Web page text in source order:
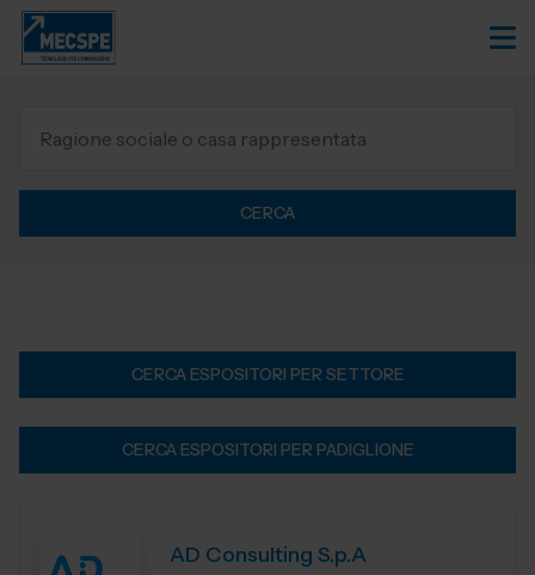
CERCA
CERCA ESPOSITORI PER SETTORE
CERCA ESPOSITORI PER PADIGLIONE
AD Consulting S.p.A